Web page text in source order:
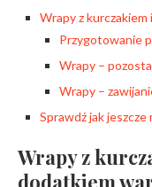
Wrapy z kurczakiem
Przygotowanie
Wrapy –
Wrapy –
Sprawdź jak
Wrapy z
dodatkiem